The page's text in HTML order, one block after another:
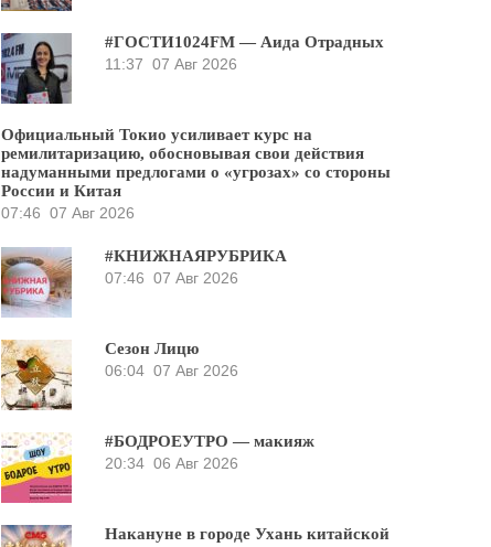
#ГОСТИ1024FM — Аида Отрадных
11:37 07 Авг 2026
Официальный Токио усиливает курс на
ремилитаризацию, обосновывая свои действия
надуманными предлогами о «угрозах» со стороны
России и Китая
07:46 07 Авг 2026
#КНИЖНАЯРУБРИКА
07:46 07 Авг 2026
Сезон Лицю
06:04 07 Авг 2026
#БОДРОЕУТРО — макияж
20:34 06 Авг 2026
Накануне в городе Ухань китайской